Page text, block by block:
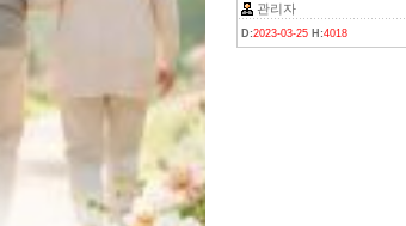
관리자
D:2023-03-25 H:4018